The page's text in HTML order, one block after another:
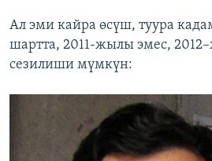
Ал эми кайра өсүш, туура
шартта, 2011-жылы эмес,
сезилиши мүмкүн: